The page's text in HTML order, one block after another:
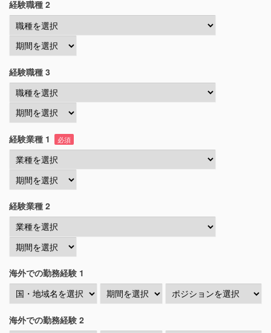
経験職種 2
経験職種 3
経験業種 1 必須
経験業種 2
海外での勤務経験 1
海外での勤務経験 2